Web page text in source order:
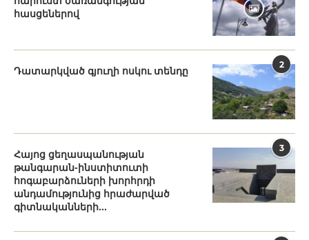
հասցեներով
2
Դատարկված գյուղի ոսկու տենդը
3
Հայոց ցեղասպանության
թանգարան-ինստիտուտի
հոգաբարձուների խորհրդի
անդամությունից հրաժարված
գիտնականների...